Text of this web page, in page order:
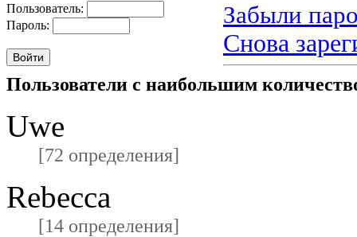
Пользователь:
Пароль:
Забыли
Снова
Пользователи с наибольшим
Uwe
[72 определения]
Rebecca
[14 определения]